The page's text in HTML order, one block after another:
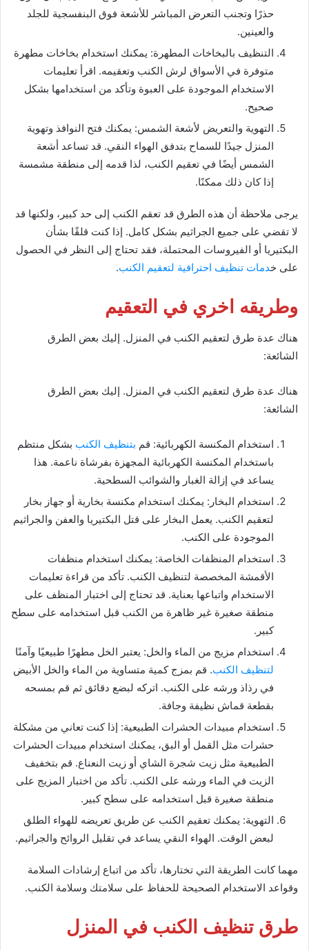
حذرًا وتجنب التعرض المباشر للأشعة فوق البنفسجية للجلد
والعينين.
التنظيف بالبخاخات المطهرة: يمكنك استخدام بخاخات مطهرة
متوفرة في الأسواق لرش الكنب وتعقيمه. اقرأ تعليمات
الاستخدام الموجودة على العبوة وتأكد من استخدامها بشكل
صحيح.
التهوية والتعريض لأشعة الشمس: يمكنك فتح النوافذ وتهوية
المنزل جيدًا للسماح بتدفق الهواء النقي. قد تساعد أشعة
الشمس أيضًا في تعقيم الكنب، لذا قدمه إلى منطقة مشمسة
إذا كان ذلك ممكنًا.
يرجى ملاحظة أن هذه الطرق قد تعقم الكنب إلى حد كبير، ولكنها قد
لا تقضي على جميع الجراثيم بشكل كامل. إذا كنت قلقًا بشأن
البكتيريا أو الفيروسات المحتملة، فقد تحتاج إلى النظر في الحصول
على خدمات تنظيف احترافية لتعقيم الكنب.
وطريقه اخري في التعقيم
هناك عدة طرق لتعقيم الكنب في المنزل. إليك بعض الطرق
الشائعة:
هناك عدة طرق لتعقيم الكنب في المنزل. إليك بعض الطرق
الشائعة:
استخدام المكنسة الكهربائية: قم بتنظيف الكنب بشكل منتظم
باستخدام المكنسة الكهربائية المجهزة بفرشاة ناعمة. هذا
يساعد في إزالة الغبار والشوائب السطحية.
استخدام البخار: يمكنك استخدام مكنسة بخارية أو جهاز بخار
لتعقيم الكنب. يعمل البخار على قتل البكتيريا والعفن والجراثيم
الموجودة على الكنب.
استخدام المنظفات الخاصة: يمكنك استخدام منظفات
الأقمشة المخصصة لتنظيف الكنب. تأكد من قراءة تعليمات
الاستخدام واتباعها بعناية. قد تحتاج إلى اختبار المنظف على
منطقة صغيرة غير ظاهرة من الكنب قبل استخدامه على سطح
كبير.
استخدام مزيج من الماء والخل: يعتبر الخل مطهرًا طبيعيًا وآمنًا
لتنظيف الكنب. قم بمزج كمية متساوية من الماء والخل الأبيض
في رذاذ ورشه على الكنب. اتركه لبضع دقائق ثم قم بمسحه
بقطعة قماش نظيفة وجافة.
استخدام مبيدات الحشرات الطبيعية: إذا كنت تعاني من مشكلة
حشرات مثل القمل أو البق، يمكنك استخدام مبيدات الحشرات
الطبيعية مثل زيت شجرة الشاي أو زيت النعناع. قم بتخفيف
الزيت في الماء ورشه على الكنب. تأكد من اختبار المزيج على
منطقة صغيرة قبل استخدامه على سطح كبير.
التهوية: يمكنك تعقيم الكنب عن طريق تعريضه للهواء الطلق
لبعض الوقت. الهواء النقي يساعد في تقليل الروائح والجراثيم.
مهما كانت الطريقة التي تختارها، تأكد من اتباع إرشادات السلامة
وقواعد الاستخدام الصحيحة للحفاظ على سلامتك وسلامة الكنب.
طرق تنظيف الكنب في المنزل